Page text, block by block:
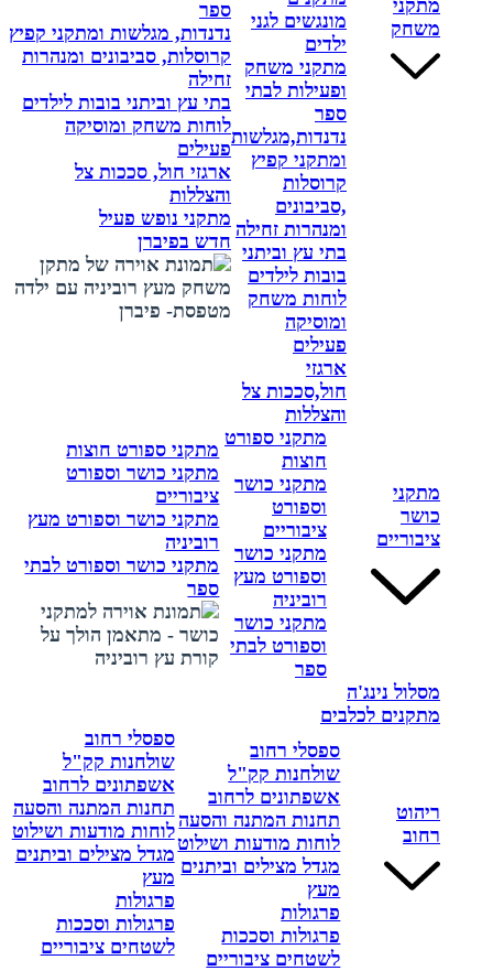
מתקני
משחק
מונגשים לגני
ילדים
מתקני משחק
ופעילות לבתי
ספר
נדנדות,מגלשות
ומתקני קפיץ
קרוסלות
,סביבונים
ומנהרות זחילה
בתי עץ וביתני
בובות לילדים
לוחות משחק
ומוסיקה
פעילים
ארגזי
חול,סככות צל
והצללות
ספר
נדנדות, מגלשות ומתקני קפיץ
קרוסלות, סביבונים ומנהרות
זחילה
בתי עץ וביתני בובות לילדים
לוחות משחק ומוסיקה
פעילים
ארגזי חול, סככות צל
והצללות
מתקני נופש פעיל
חדש בפיברן
מתקני
כושר
ציבוריים
מתקני ספורט
חוצות
מתקני כושר
וספורט
ציבוריים
מתקני כושר
וספורט מעץ
רוביניה
מתקני כושר
וספורט לבתי
ספר
מתקני ספורט חוצות
מתקני כושר וספורט
ציבוריים
מתקני כושר וספורט מעץ
רוביניה
מתקני כושר וספורט לבתי
ספר
מסלול נינג'ה
מתקנים לכלבים
ריהוט
רחוב
ספסלי רחוב
שולחנות קק"ל
אשפתונים לרחוב
תחנות המתנה והסעה
לוחות מודעות ושילוט
מגדל מצילים וביתנים
מעץ
פרגולות
פרגולות וסככות
לשטחים ציבוריים
ספסלי רחוב
שולחנות קק"ל
אשפתונים לרחוב
תחנות המתנה והסעה
לוחות מודעות ושילוט
מגדל מצילים וביתנים
מעץ
פרגולות
פרגולות וסככות
לשטחים ציבוריים